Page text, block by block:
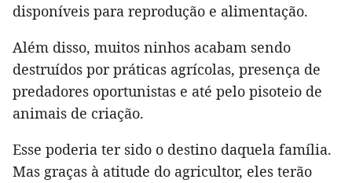
disponíveis para reprodução e alimentação.
Além disso, muitos ninhos acabam sendo
destruídos por práticas agrícolas, presença de
predadores oportunistas e até pelo pisoteio de
animais de criação.
Esse poderia ter sido o destino daquela família.
Mas graças à atitude do agricultor, eles terão